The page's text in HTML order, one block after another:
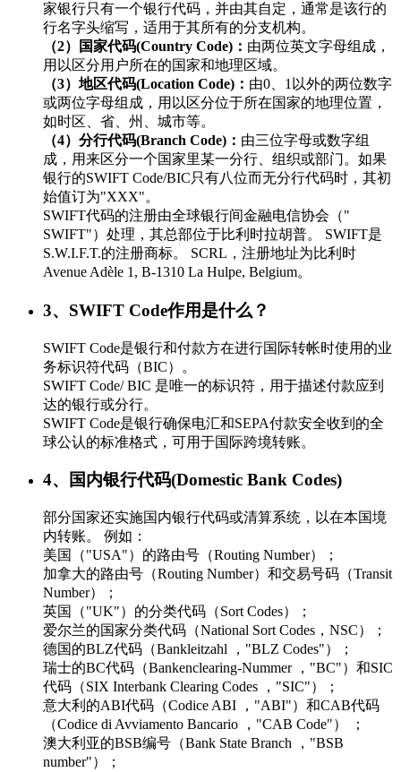
家银行只有一个银行代码，并由其自定，通常是该行的
行名字头缩写，适用于其所有的分支机构。
（2）国家代码(Country Code)： 由两位英文字母组成，
用以区分用户所在的国家和地理区域。
（3）地区代码(Location Code)： 由0、1以外的两位数字
或两位字母组成，用以区分位于所在国家的地理位置，
如时区、省、州、城市等。
（4）分行代码(Branch Code)： 由三位字母或数字组
成，用来区分一个国家里某一分行、组织或部门。如果
银行的SWIFT Code/BIC只有八位而无分行代码时，其初
始值订为"XXX"。
SWIFT代码的注册由全球银行间金融电信协会（"
SWIFT"）处理，其总部位于比利时拉胡普。 SWIFT是
S.W.I.F.T.的注册商标。 SCRL，注册地址为比利时
Avenue Adèle 1, B-1310 La Hulpe, Belgium。
3、SWIFT Code作用是什么？
SWIFT Code是银行和付款方在进行国际转帐时使用的业
务标识符代码（BIC）。
SWIFT Code/ BIC 是唯一的标识符，用于描述付款应到
达的银行或分行。
SWIFT Code是银行确保电汇和SEPA付款安全收到的全
球公认的标准格式，可用于国际跨境转账。
4、国内银行代码(Domestic Bank Codes)
部分国家还实施国内银行代码或清算系统，以在本国境
内转账。 例如：
美国（"USA"）的路由号（Routing Number）；
加拿大的路由号（Routing Number）和交易号码（Transit
Number）；
英国（"UK"）的分类代码（Sort Codes）；
爱尔兰的国家分类代码（National Sort Codes，NSC）；
德国的BLZ代码（Bankleitzahl ，"BLZ Codes"）；
瑞士的BC代码（Bankenclearing-Nummer ，"BC"）和SIC
代码（SIX Interbank Clearing Codes ，"SIC"）；
意大利的ABI代码（Codice ABI ，"ABI"）和CAB代码
（Codice di Avviamento Bancario ，"CAB Code"） ；
澳大利亚的BSB编号（Bank State Branch ，"BSB
number"）；